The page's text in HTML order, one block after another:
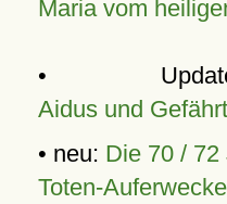
Maria vom
•
Aidus und
• neu: Die 70 / 72
Toten-